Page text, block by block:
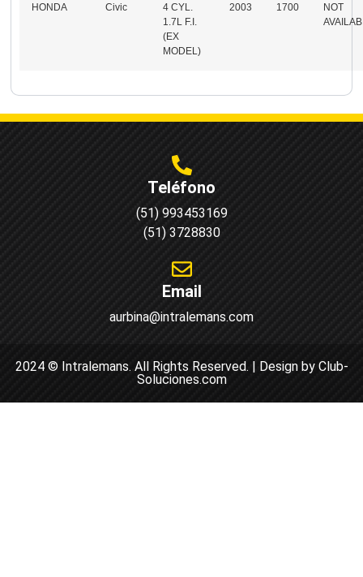
HONDA Civic
4 CYL.
1.7L F.I.
(EX
MODEL)
2003 1700
NOT
Teléfono
(51) 993453169
(51) 3728830
Email
aurbina@intralemans.com
2024 © Intralemans. All Rights Reserved. | Design by Club-
Soluciones.com